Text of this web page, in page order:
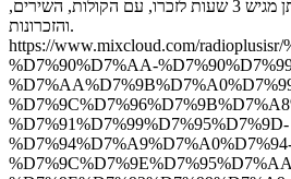
הייפרמן, חבר ילדותו של איתן מגיש 3 שעות לזכרו, עם הקולות, השירים,
והזכרונות.
https://www.mixcloud.com/
%D7%90%D7%AA-
%D7%91%D7%99%D7%95%D7%9D-